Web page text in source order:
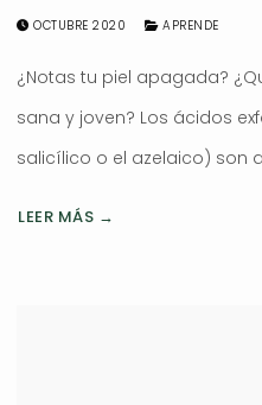
OCTUBRE 2020 APRENDE
¿Notas tu piel apagada?
sana y joven? Los ácidos
salicílico o el azelaico) son
LEER MÁS →